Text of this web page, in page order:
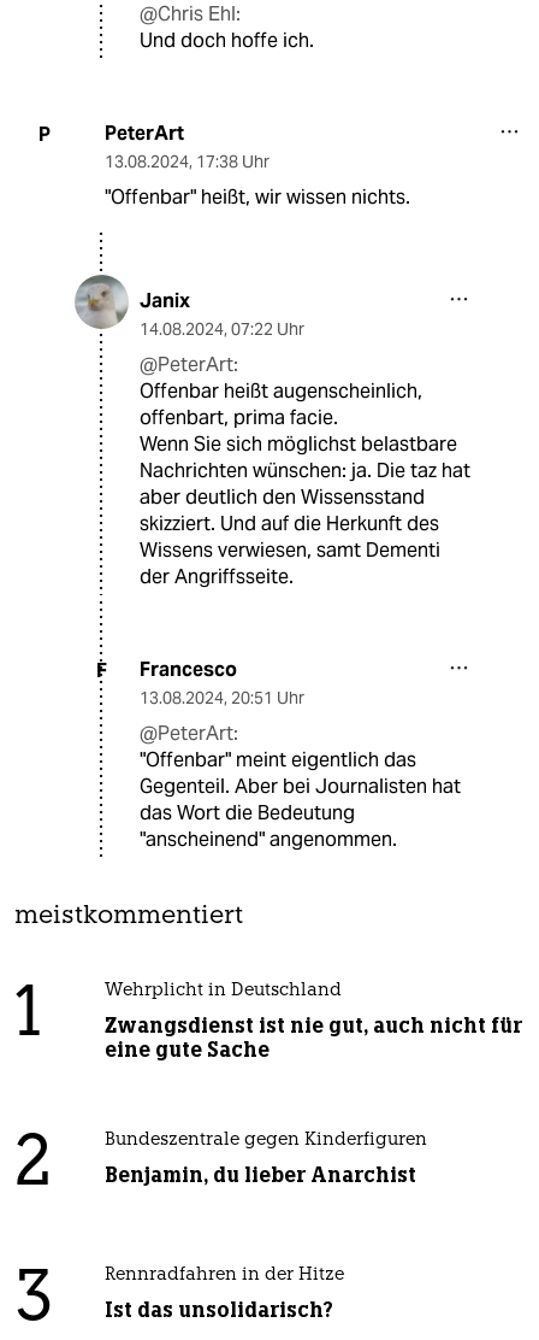
@Chris Ehl:
Und doch hoffe ich.
P PeterArt
13.08.2024, 17:38 Uhr
"Offenbar" heißt, wir wissen nichts.
Janix
14.08.2024, 07:22 Uhr
@PeterArt:
Offenbar heißt augenscheinlich,
offenbart, prima facie.
Wenn Sie sich möglichst belastbare
Nachrichten wünschen: ja. Die taz hat
aber deutlich den Wissensstand
skizziert. Und auf die Herkunft des
Wissens verwiesen, samt Dementi
der Angriffsseite.
F Francesco
13.08.2024, 20:51 Uhr
@PeterArt:
"Offenbar" meint eigentlich das
Gegenteil. Aber bei Journalisten hat
das Wort die Bedeutung
"anscheinend" angenommen.
meistkommentiert
1 Wehrplicht in Deutschland
Zwangsdienst ist nie gut, auch nicht für
eine gute Sache
2 Bundeszentrale gegen Kinderfiguren
Benjamin, du lieber Anarchist
3 Rennradfahren in der Hitze
Ist das unsolidarisch?